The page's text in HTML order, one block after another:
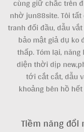
cùng giữ chắc trên
nhờ jun88site. Tôi
tranh đối đầu, dẫu
bảo mật giả dụ ko
thấp. Tóm lại,
diện thời dịp
tới cắt cắt, dẫu
khoảng bên hồ
Tiềm năng